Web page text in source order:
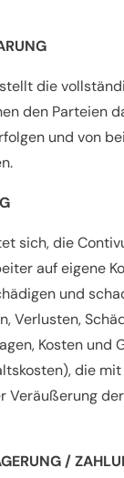
die
den Parteien
und von
sich, die
auf eigene
und
Verlusten,
Kosten und
die mit
Veräußerung
/